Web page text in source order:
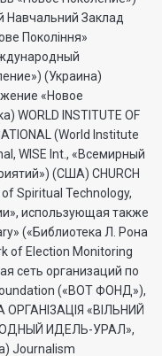
Навчальний Заклад
Покоління»
(Украина)
«Новое
WORLD INSTITUTE OF
(World Institute
WISE Int., «Всемирный
(США) CHURCH
of Spiritual Technology,
использующая также
(«Библиотека Л. Рона
of Election Monitoring
сеть организаций по
(«ВОТ ФОНД»),
ОРГАНI3АЦIЯ «ВIЛЬНИЙ
ИДЕЛЬ-УРАЛ»,
Journalism